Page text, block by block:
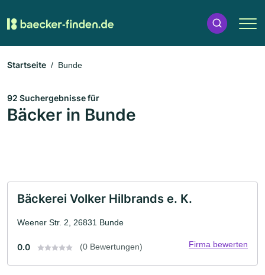
Startseite Bunde
92 Suchergebnisse für
Bäcker in Bunde
Bäckerei Volker Hilbrands e. K.
Weener Str. 2, 26831 Bunde
0.0 (0 Bewertungen) Firma bewerten